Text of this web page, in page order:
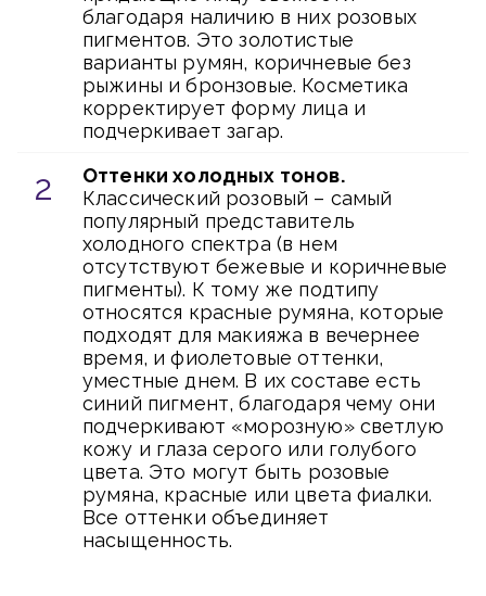
благодаря наличию в них розовых
пигментов. Это золотистые
варианты румян, коричневые без
рыжины и бронзовые. Косметика
корректирует форму лица и
подчеркивает загар.
Оттенки холодных тонов.
Классический розовый – самый
популярный представитель
холодного спектра (в нем
отсутствуют бежевые и коричневые
пигменты). К тому же подтипу
относятся красные румяна, которые
подходят для макияжа в вечернее
время, и фиолетовые оттенки,
уместные днем. В их составе есть
синий пигмент, благодаря чему они
подчеркивают «морозную» светлую
кожу и глаза серого или голубого
цвета. Это могут быть розовые
румяна, красные или цвета фиалки.
Все оттенки объединяет
насыщенность.